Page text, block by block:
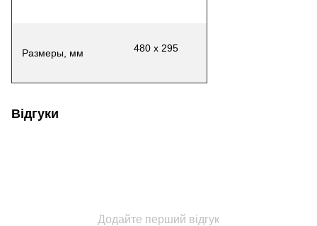
Размеры, мм 480 х 295
Відгуки
Додайте перший відгук